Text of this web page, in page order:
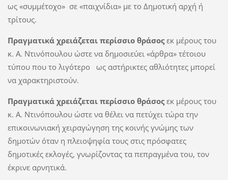
ως «συμμέτοχο» σε «παιχνίδια» με το Δημοτική αρχή ή
τρίτους.
Πραγματικά χρειάζεται περίσσιο θράσοςεκ μέρους του
κ. Α. Ντινόπουλου ώστε να δημοσιεύει «άρθρα» τέτοιου
τύπου που το λιγότερο ως αστήρικτες αθλιότητες μπορεί
να χαρακτηριστούν.
Πραγματικά χρειάζεται περίσσιο θράσοςεκ μέρους του
κ. Α. Ντινόπουλου ώστε να θέλει να πετύχει τώρα την
επικοινωνιακή χειραγώγηση της κοινής γνώμης των
δημοτών όταν η πλειοψηφία τους στις πρόσφατες
δημοτικές εκλογές, γνωρίζοντας τα πεπραγμένα του, τον
έκρινε αρνητικά.